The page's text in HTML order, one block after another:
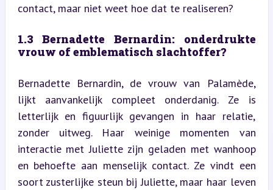
contact, maar niet weet hoe dat te realiseren?
1.3 Bernadette Bernardin: onderdrukte
vrouw of emblematisch slachtoffer?
Bernadette Bernardin, de vrouw van Palamède,
lijkt aanvankelijk compleet onderdanig. Ze is
letterlijk en figuurlijk gevangen in haar relatie,
zonder uitweg. Haar weinige momenten van
interactie met Juliette zijn geladen met wanhoop
en behoefte aan menselijk contact. Ze vindt een
soort zusterlijke steun bij Juliette, maar haar leven